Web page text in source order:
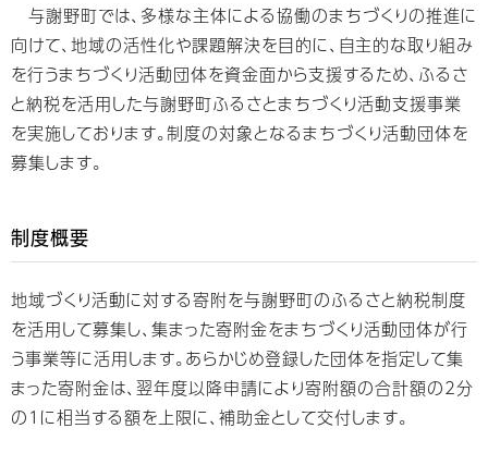
与謝野町では、多様な主体による協働のまちづくりの推進に
向けて、地域の活性化や課題解決を目的に、自主的な取り組み
を行うまちづくり活動団体を資金面から支援するため、ふるさ
と納税を活用した与謝野町ふるさとまちづくり活動支援事業
を実施しております。制度の対象となるまちづくり活動団体を
募集します。
制度概要
地域づくり活動に対する寄附を与謝野町のふるさと納税制度
を活用して募集し、集まった寄附金をまちづくり活動団体が行
う事業等に活用します。あらかじめ登録した団体を指定して集
まった寄附金は、翌年度以降申請により寄附額の合計額の2分
の1に相当する額を上限に、補助金として交付します。